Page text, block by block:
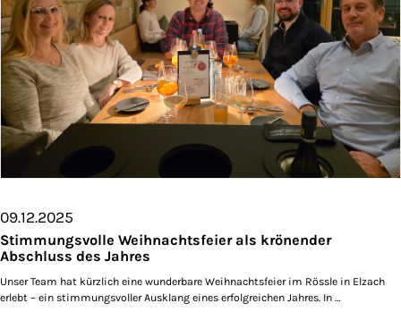
09.12.2025
Stimmungsvolle Weihnachtsfeier als krönender
Abschluss des Jahres
Unser Team hat kürzlich eine wunderbare Weihnachtsfeier im Rössle in Elzach
erlebt – ein stimmungsvoller Ausklang eines erfolgreichen Jahres. In …